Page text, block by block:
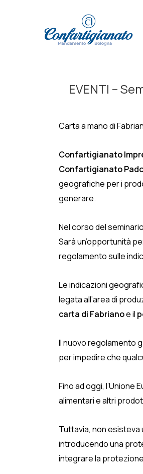
EVENTI –
Carta a mano di
Confartigianato
Confartigianato
geografiche per i
generare.
Nel corso del
Sarà un’opportunità
regolamento sulle
Le indicazioni
legata all’area di
carta di Fabrianoe il
Il nuovo regolamento
per impedire che
Fino ad oggi,
alimentari e altri
Tuttavia, non esisteva
introducendo una
integrare la